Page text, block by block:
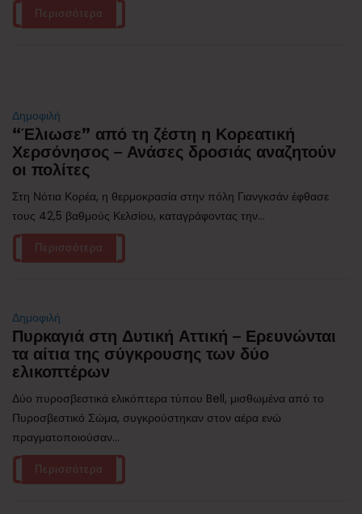
Περισσότερα
Δημοφιλή
“Έλιωσε” από τη ζέστη η Κορεατική
Χερσόνησος – Ανάσες δροσιάς αναζητούν
οι πολίτες
Στη Νότια Κορέα, η θερμοκρασία στην πόλη Γιανγκσάν έφθασε
τους 42,5 βαθμούς Κελσίου, καταγράφοντας την...
Περισσότερα
Δημοφιλή
Πυρκαγιά στη Δυτική Αττική – Ερευνώνται
τα αίτια της σύγκρουσης των δύο
ελικοπτέρων
Δύο πυροσβεστικά ελικόπτερα τύπου Bell, μισθωμένα από το
Πυροσβεστικό Σώμα, συγκρούστηκαν στον αέρα ενώ
πραγματοποιούσαν...
Περισσότερα